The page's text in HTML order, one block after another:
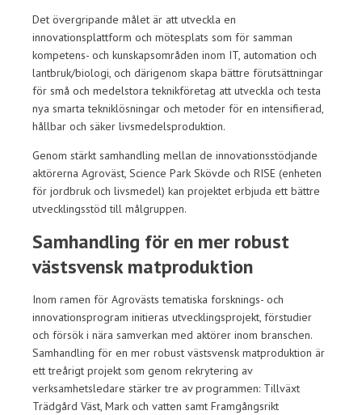
Det övergripande målet är att utveckla en
innovationsplattform och mötesplats som för samman
kompetens- och kunskapsområden inom IT, automation och
lantbruk/biologi, och därigenom skapa bättre förutsättningar
för små och medelstora teknikföretag att utveckla och testa
nya smarta tekniklösningar och metoder för en intensifierad,
hållbar och säker livsmedelsproduktion.
Genom stärkt samhandling mellan de innovationsstödjande
aktörerna Agroväst, Science Park Skövde och RISE (enheten
för jordbruk och livsmedel) kan projektet erbjuda ett bättre
utvecklingsstöd till målgruppen.
Samhandling för en mer robust
västsvensk matproduktion
Inom ramen för Agrovästs tematiska forsknings- och
innovationsprogram initieras utvecklingsprojekt, förstudier
och försök i nära samverkan med aktörer inom branschen.
Samhandling för en mer robust västsvensk matproduktion är
ett treårigt projekt som genom rekrytering av
verksamhetsledare stärker tre av programmen: Tillväxt
Trädgård Väst, Mark och vatten samt Framgångsrikt